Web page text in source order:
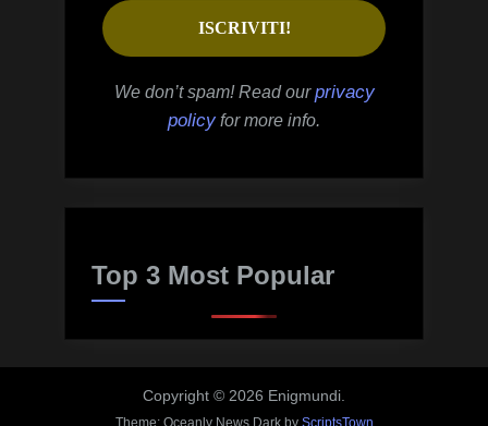
We don’t spam! Read ourprivacy
policyfor more info.
Top 3 Most Popular
Copyright © 2026 Enigmundi.
Theme: Oceanly News Dark by ScriptsTown